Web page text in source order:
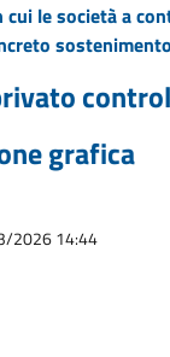
cui le società a
grafica
2026 14:44